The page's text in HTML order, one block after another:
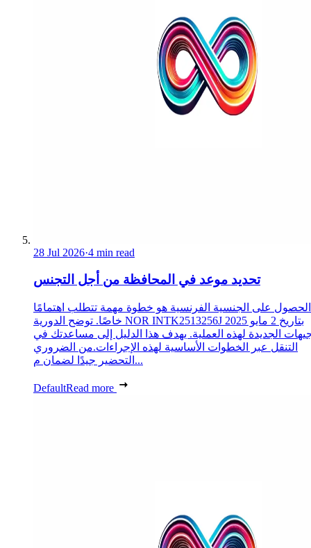
28 Jul 2026·4 min read
تحديد موعد في المحافظة من أجل التجنس
الحصول على الجنسية الفرنسية هو خطوة مهمة تتطلب اهتمامًا
خاصًا. توضح الدورية NOR INTK2513256J بتاريخ 2 مايو 2025
الجديدة لهذه العملية. يهدف هذا الدليل إلى مساعدتك في
التنقل عبر الخطوات الأساسية لهذه الإجراءات.من الضروري
التحضير جيدًا لضمان م...
DefaultRead more